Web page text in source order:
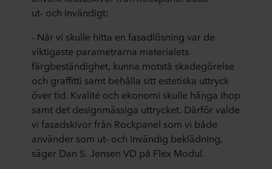
ut- och invändigt:
- När vi skulle hitta en fasadlösning var de
viktigaste parametrarna materialets
färgbeständighet, kunna motstå skadegörelse
och graffitti samt behålla sitt estetiska uttryck
över tid. Kvalité och ekonomi skulle hänga ihop
samt det designmässiga uttrycket. Därför valde
vi fasadskivor från Rockpanel som vi både
använder som ut- och invändig beklädning,
säger Dan S. Jensen VD på Flex Modul.